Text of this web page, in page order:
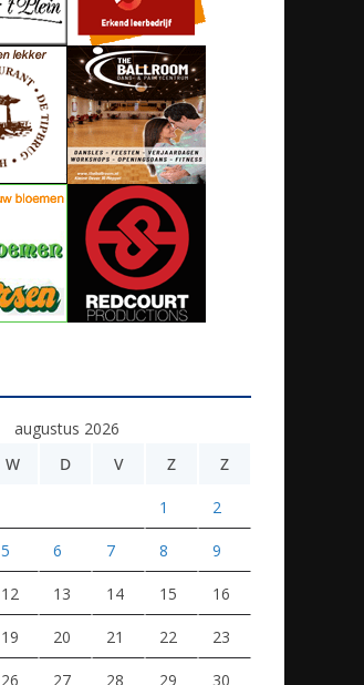
augustus 2026
W D V Z Z
1 2
5 6 7 8 9
12 13 14 15 16
19 20 21 22 23
26 27 28 29 30